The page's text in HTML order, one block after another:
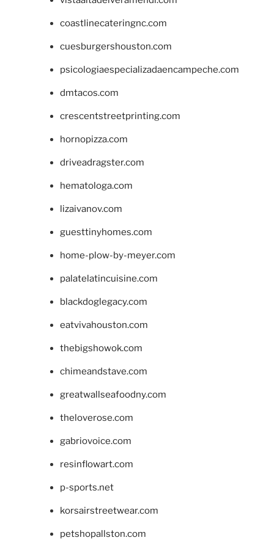
coastlinecateringnc.com
cuesburgershouston.com
psicologiaespecializadaencampeche.com
dmtacos.com
crescentstreetprinting.com
hornopizza.com
driveadragster.com
hematologa.com
lizaivanov.com
guesttinyhomes.com
home-plow-by-meyer.com
palatelatincuisine.com
blackdoglegacy.com
eatvivahouston.com
thebigshowok.com
chimeandstave.com
greatwallseafoodny.com
theloverose.com
gabriovoice.com
resinflowart.com
p-sports.net
korsairstreetwear.com
petshopallston.com